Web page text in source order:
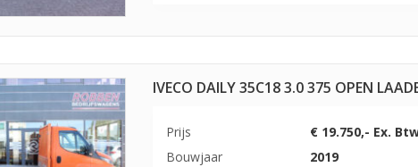
IVECO DAILY 35C18 3.0 375 OPEN
Prijs
€ 19.750,- Ex.
Bouwjaar
2019